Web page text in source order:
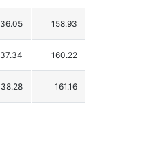
36.05 158.93
37.34 160.22
38.28 161.16